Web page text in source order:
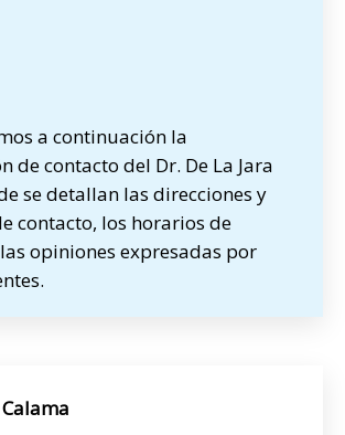
a continuación la
de contacto del Dr. De La Jara
se detallan las direcciones y
contacto, los horarios de
opiniones expresadas por